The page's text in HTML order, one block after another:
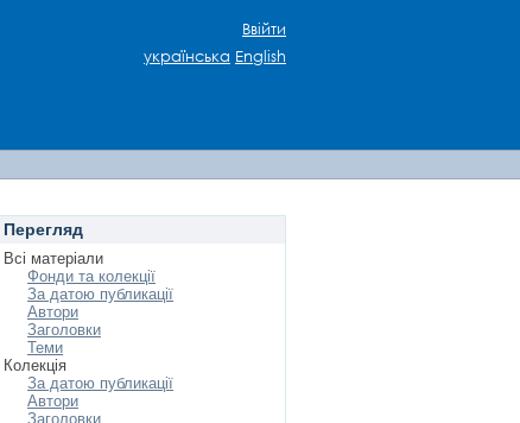
Ввійти
українська English
Перегляд
Всі матеріали
Фонди та колекції
За датою публикації
Автори
Заголовки
Теми
Колекція
За датою публикації
Автори
Заголовки